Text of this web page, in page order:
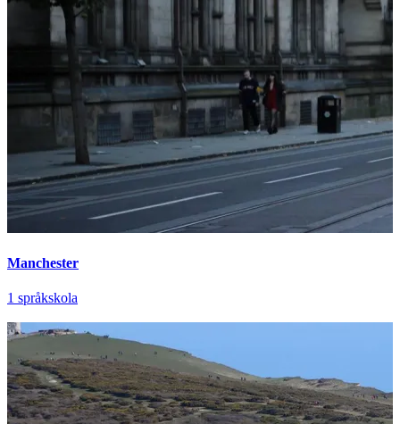
Manchester
1 språkskola